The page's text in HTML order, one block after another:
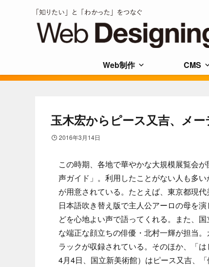
Web制作 CMS
玉木宏からピース又吉、メ
2016年3月14日
この時期、各地で華やかな大規模展覧会
声ガイド」。利用したことがない人も多
が用意されている。たとえば、東京都現
日本語吹き替え版で主人公アーロの母を
どを心地よい声で語ってくれる。また、
な端正な顔立ちの俳優・北村一輝が担当
ラックが収録されている。そのほか、「
4月4日、国立新美術館）はピース又吉、